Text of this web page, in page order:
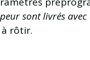
sont livrés
rôtir.